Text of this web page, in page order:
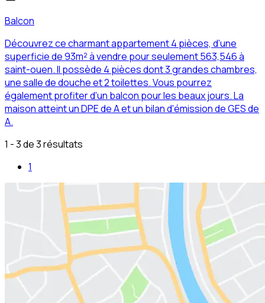
Balcon
Découvrez ce charmant appartement 4 pièces, d'une
superficie de 93m² à vendre pour seulement 563,546 à
saint-ouen. Il possède 4 pièces dont 3 grandes chambres,
une salle de douche et 2 toilettes. Vous pourrez
également profiter d'un balcon pour les beaux jours. La
maison atteint un DPE de A et un bilan d'émission de GES de
A.
1 - 3 de 3 résultats
1